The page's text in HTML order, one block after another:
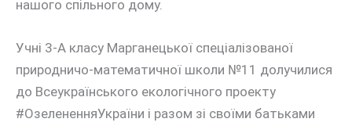
нашого спільного дому.
Учні 3-А класу Марганецької спеціалізованої
природничо-математичної школи №11 долучилися
до Всеукраїнського екологічного проекту
#ОзелененняУкраїни і разом зі своїми батьками